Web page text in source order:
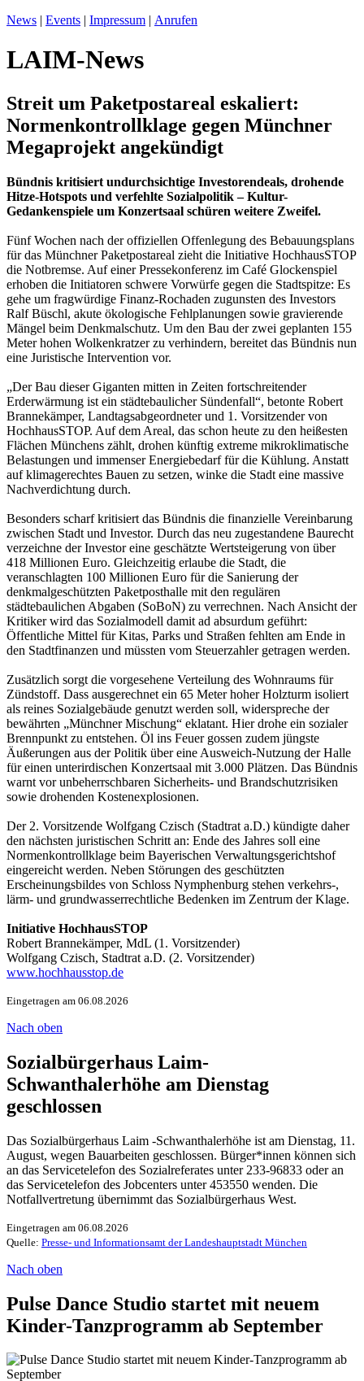
News | Events | Impressum | Anrufen
LAIM-News
Streit um Paketpostareal eskaliert:
Normenkontrollklage gegen Münchner
Megaprojekt angekündigt
Bündnis kritisiert undurchsichtige Investorendeals, drohende
Hitze-Hotspots und verfehlte Sozialpolitik – Kultur-
Gedankenspiele um Konzertsaal schüren weitere Zweifel.
Fünf Wochen nach der offiziellen Offenlegung des Bebauungsplans
für das Münchner Paketpostareal zieht die Initiative HochhausSTOP
die Notbremse. Auf einer Pressekonferenz im Café Glockenspiel
erhoben die Initiatoren schwere Vorwürfe gegen die Stadtspitze: Es
gehe um fragwürdige Finanz-Rochaden zugunsten des Investors
Ralf Büschl, akute ökologische Fehlplanungen sowie gravierende
Mängel beim Denkmalschutz. Um den Bau der zwei geplanten 155
Meter hohen Wolkenkratzer zu verhindern, bereitet das Bündnis nun
eine Juristische Intervention vor.
„Der Bau dieser Giganten mitten in Zeiten fortschreitender
Erderwärmung ist ein städtebaulicher Sündenfall“, betonte Robert
Brannekämper, Landtagsabgeordneter und 1. Vorsitzender von
HochhausSTOP. Auf dem Areal, das schon heute zu den heißesten
Flächen Münchens zählt, drohen künftig extreme mikroklimatische
Belastungen und immenser Energiebedarf für die Kühlung. Anstatt
auf klimagerechtes Bauen zu setzen, winke die Stadt eine massive
Nachverdichtung durch.
Besonders scharf kritisiert das Bündnis die finanzielle Vereinbarung
zwischen Stadt und Investor. Durch das neu zugestandene Baurecht
verzeichne der Investor eine geschätzte Wertsteigerung von über
418 Millionen Euro. Gleichzeitig erlaube die Stadt, die
veranschlagten 100 Millionen Euro für die Sanierung der
denkmalgeschützten Paketposthalle mit den regulären
städtebaulichen Abgaben (SoBoN) zu verrechnen. Nach Ansicht der
Kritiker wird das Sozialmodell damit ad absurdum geführt:
Öffentliche Mittel für Kitas, Parks und Straßen fehlten am Ende in
den Stadtfinanzen und müssten vom Steuerzahler getragen werden.
Zusätzlich sorgt die vorgesehene Verteilung des Wohnraums für
Zündstoff. Dass ausgerechnet ein 65 Meter hoher Holzturm isoliert
als reines Sozialgebäude genutzt werden soll, widerspreche der
bewährten „Münchner Mischung“ eklatant. Hier drohe ein sozialer
Brennpunkt zu entstehen. Öl ins Feuer gossen zudem jüngste
Äußerungen aus der Politik über eine Ausweich-Nutzung der Halle
für einen unterirdischen Konzertsaal mit 3.000 Plätzen. Das Bündnis
warnt vor unbeherrschbaren Sicherheits- und Brandschutzrisiken
sowie drohenden Kostenexplosionen.
Der 2. Vorsitzende Wolfgang Czisch (Stadtrat a.D.) kündigte daher
den nächsten juristischen Schritt an: Ende des Jahres soll eine
Normenkontrollklage beim Bayerischen Verwaltungsgerichtshof
eingereicht werden. Neben Störungen des geschützten
Erscheinungsbildes von Schloss Nymphenburg stehen verkehrs-,
lärm- und grundwasserrechtliche Bedenken im Zentrum der Klage.
Initiative HochhausSTOP
Robert Brannekämper, MdL (1. Vorsitzender)
Wolfgang Czisch, Stadtrat a.D. (2. Vorsitzender)
www.hochhausstop.de
Eingetragen am 06.08.2026
Nach oben
Sozialbürgerhaus Laim-
Schwanthalerhöhe am Dienstag
geschlossen
Das Sozialbürgerhaus Laim -Schwanthalerhöhe ist am Dienstag, 11.
August, wegen Bauarbeiten geschlossen. Bürger*innen können sich
an das Servicetelefon des Sozialreferates unter 233-96833 oder an
das Servicetelefon des Jobcenters unter 453550 wenden. Die
Notfallvertretung übernimmt das Sozialbürgerhaus West.
Eingetragen am 06.08.2026
Quelle: Presse- und Informationsamt der Landeshauptstadt München
Nach oben
Pulse Dance Studio startet mit neuem
Kinder-Tanzprogramm ab September